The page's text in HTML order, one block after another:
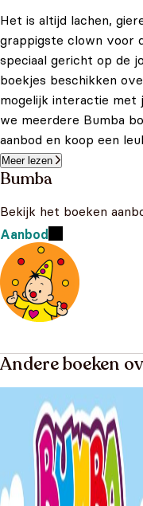
Het is altijd lachen,
grappigste clown voor
speciaal gericht op de
boekjes beschikken
mogelijk interactie met
we meerdere Bumba
aanbod en koop een
Meer lezen
Bumba
Bekijk het boeken
Aanbod
Andere boeken